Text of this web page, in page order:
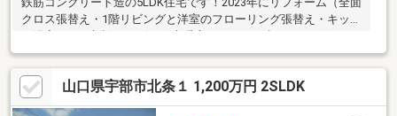
クロス張替え・1階リビングと洋室のフローリング張替え・キッチ
ン浴室トイレ新設・リビング床暖房）してから少ししかお住まい
になっていません！藤山小学校（公立）藤山中学校（公立）フロ
ンティア付属中学校（私立）香川高校（私立）が徒歩10分圏内の
恵まれた立地です♪大家族にもオススメです！
山口県宇部市北条１ 1,200万円 2SLDK